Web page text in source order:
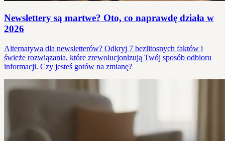
Newslettery są martwe? Oto, co naprawdę działa w
2026
Alternatywa dla newsletterów? Odkryj 7 bezlitosnych faktów i
świeże rozwiązania, które zrewolucjonizują Twój sposób odbioru
informacji. Czy jesteś gotów na zmianę?